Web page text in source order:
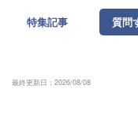
特集記事 質問
最終更新日：2026/08/08